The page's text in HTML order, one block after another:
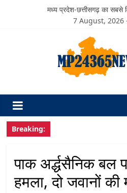
मध्य प्रदेश-छत्तीसगढ़ का सबसे
7 August, 2026
Breaking:
पाक अर्द्धसैनिक बल
हमला, दो जवानों